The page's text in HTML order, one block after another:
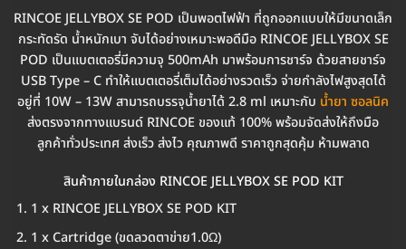
RINCOE JELLYBOX SE POD เป็นพอตไฟฟ้า ที่ถูกออกแบบให้มีขนาดเล็ก
กระทัดรัด น้ำหนักเบา จับได้อย่างเหมาะพอดีมือ RINCOE JELLYBOX SE
POD เป็นแบตเตอรี่มีความจุ 500mAh มาพร้อมการชาร์จ ด้วยสายชาร์จ
USB Type – C ทำให้แบตเตอรี่เต็มได้อย่างรวดเร็ว จ่ายกำลังไฟสูงสุดได้
อยู่ที่ 10W – 13W สามารถบรรจุน้ำยาได้ 2.8 ml เหมาะกับ น้ำยา ซอลนิค
ส่งตรงจากทางแบรนด์ RINCOE ของแท้ 100% พร้อมจัดส่งให้ถึงมือ
ลูกค้าทั่วประเทศ ส่งเร็ว ส่งไว คุณภาพดี ราคาถูกสุดคุ้ม ห้ามพลาด
สินค้าภายในกล่อง RINCOE JELLYBOX SE POD KIT
1 x RINCOE JELLYBOX SE POD KIT
1 x Cartridge (ขดลวดตาข่าย1.0Ω)